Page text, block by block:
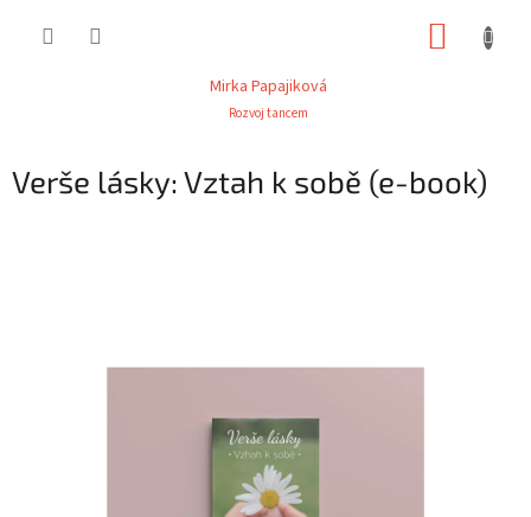
Mirka Papajiková
Rozvoj tancem
Verše lásky: Vztah k sobě (e-book)